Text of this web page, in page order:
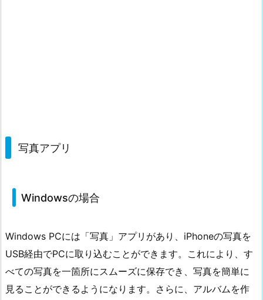
写真アプリ
Windowsの場合
Windows PCには「写真」アプリがあり、iPhoneの写真を
USB経由でPCに取り込むことができます。これにより、す
べての写真を一箇所にスムーズに保存でき、写真を簡単に
見ることができるようになります。さらに、アルバムを作